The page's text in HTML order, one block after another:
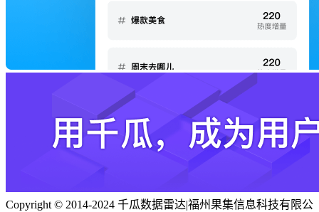
Copyright © 2014-2024 千瓜数据雷达|福州果集信息科技有限公